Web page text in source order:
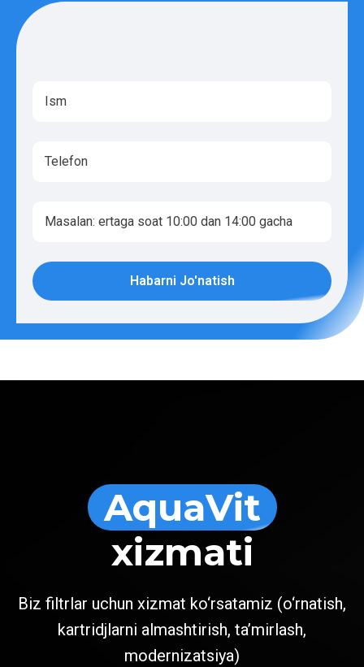
Habarni Jo'natish
AquaVit
xizmati
Biz filtrlar uchun xizmat ko‘rsatamiz (o‘rnatish,
kartridjlarni almashtirish, ta’mirlash,
modernizatsiya)